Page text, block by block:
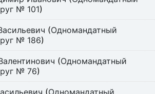
№ 101)
(Одномандатный
№ 186)
(Одномандатный
№ 76)
(Одномандатный